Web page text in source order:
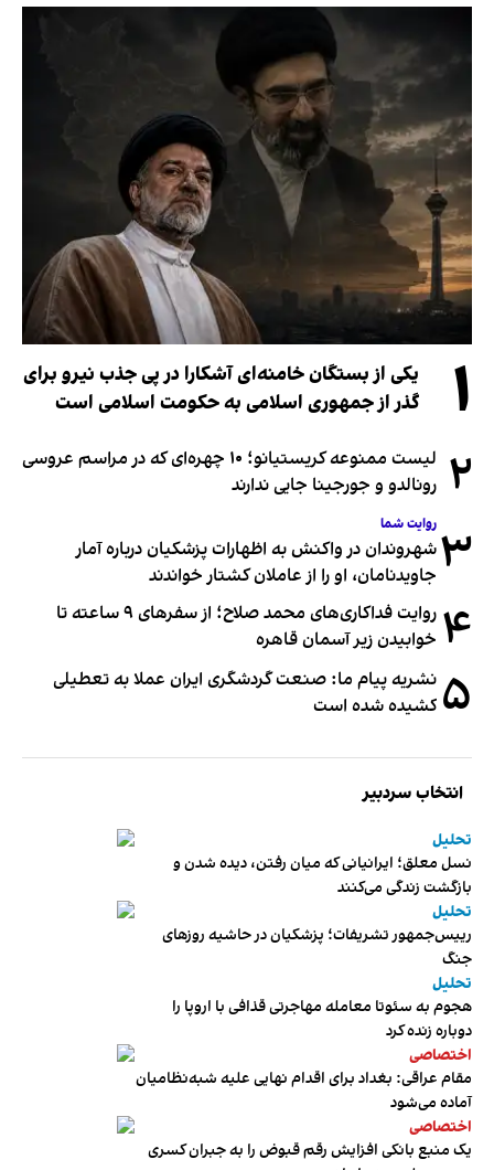
۱
یکی از بستگان خامنه‌ای آشکارا در پی جذب نیرو برای
گذر از جمهوری اسلامی به حکومت اسلامی است
۲
لیست ممنوعه کریستیانو؛ ۱۰ چهره‌ای که در مراسم عروسی
رونالدو و جورجینا جایی ندارند
۳ روایت شما
شهروندان در واکنش به اظهارات پزشکیان درباره آمار
جاویدنامان، او را از عاملان کشتار خواندند
۴
روایت فداکاری‌های محمد صلاح؛ از سفرهای ۹ ساعته تا
خوابیدن زیر آسمان قاهره
۵ نشریه پیام ما: صنعت گردشگری ایران عملا به تعطیلی
کشیده شده است
انتخاب سردبیر
تحلیل
نسل معلق؛ ایرانیانی که میان رفتن، دیده شدن و
بازگشت زندگی می‌کنند
تحلیل
رییس‌جمهور تشریفات؛ پزشکیان در حاشیه روزهای
جنگ
تحلیل
هجوم به سئوتا معامله مهاجرتی قذافی با اروپا را
دوباره زنده کرد
اختصاصی
مقام عراقی: بغداد برای اقدام نهایی علیه شبه‌نظامیان
آماده می‌شود
اختصاصی
یک منبع بانکی افزایش رقم قبوض را به جبران کسری